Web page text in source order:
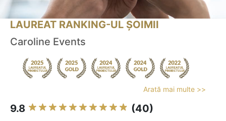
LAUREAT RANKING-UL ȘOIMII
Caroline Events
Arată mai multe >>
9.8 (40)